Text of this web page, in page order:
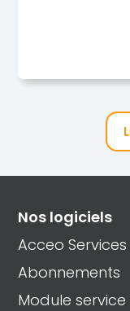
Nos logiciels
Acceo
Abonnements
Module